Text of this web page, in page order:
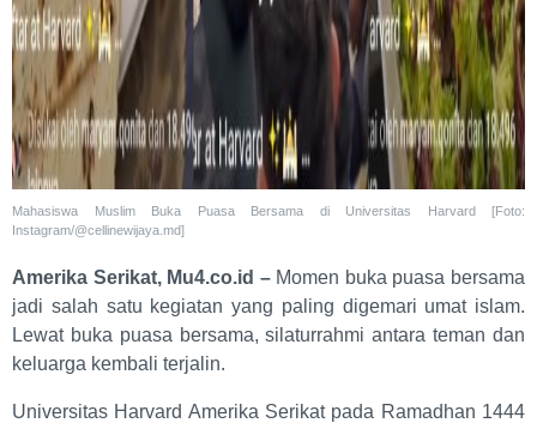
Mahasiswa Muslim Buka Puasa Bersama di Universitas Harvard [Foto:
Instagram/@cellinewijaya.md]
Amerika Serikat, Mu4.co.id –Momen buka puasa bersama
jadi salah satu kegiatan yang paling digemari umat islam.
Lewat buka puasa bersama, silaturrahmi antara teman dan
keluarga kembali terjalin.
Universitas Harvard Amerika Serikat pada Ramadhan 1444